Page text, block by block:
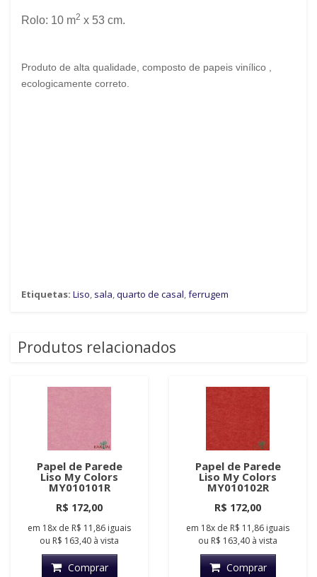
Rolo: 10 m2 x 53 cm.
Produto de alta qualidade, composto de papeis vinílico ,
ecologicamente correto.
Etiquetas: Liso, sala,quarto de casal,ferrugem
Produtos relacionados
Papel de Parede
Liso My Colors
MY010101R
R$ 172,00
em 18x de R$ 11,86 iguais
ou R$ 163,40 à vista
Comprar
Papel de Parede
Liso My Colors
MY010102R
R$ 172,00
em 18x de R$ 11,86 iguais
ou R$ 163,40 à vista
Comprar